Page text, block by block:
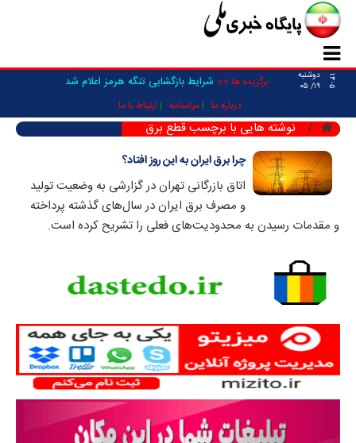
۱۴۰۵
دوشنبه
۱۹/ ۰۵
برگزیده ها >> شرایط بازگشایی تنگه هرمز اعلام شد
درباره ما مرامنامه ارتباط با ما
نوشته هایی با برچسب قطع برق
چرا برق ایران به این روز افتاد؟
اتاق بازرگانی تهران در گزارشی به وضعیت تولید
و مصرف برق ایران در سال‌های گذشته پرداخته
و مقدمات رسیدن به محدودیت‌های فعلی را تشریح کرده است.